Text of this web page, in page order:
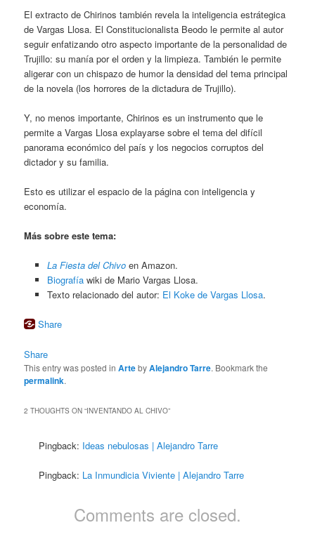
El extracto de Chirinos también revela la inteligencia estrátegica
de Vargas Llosa. El Constitucionalista Beodo le permite al autor
seguir enfatizando otro aspecto importante de la personalidad de
Trujillo: su manía por el orden y la limpieza. También le permite
aligerar con un chispazo de humor la densidad del tema principal
de la novela (los horrores de la dictadura de Trujillo).
Y, no menos importante, Chirinos es un instrumento que le
permite a Vargas Llosa explayarse sobre el tema del difícil
panorama económico del país y los negocios corruptos del
dictador y su familia.
Esto es utilizar el espacio de la página con inteligencia y
economía.
Más sobre este tema:
La Fiesta del Chivo en Amazon.
Biografíawiki de Mario Vargas Llosa.
Texto relacionado del autor: El Koke de Vargas Llosa.
Share
Share
This entry was posted inArtebyAlejandro Tarre. Bookmark the
permalink.
2 THOUGHTS ON “INVENTANDO AL CHIVO”
Pingback: Ideas nebulosas | Alejandro Tarre
Pingback: La Inmundicia Viviente | Alejandro Tarre
Comments are closed.